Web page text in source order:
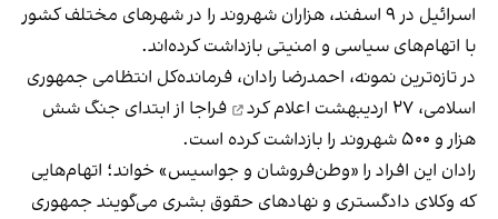
اسرائیل در ۹ اسفند، هزاران شهروند را در شهرهای مختلف کشور
با اتهام‌های سیاسی و امنیتی بازداشت کرده‌اند.
در تازه‌ترین نمونه، احمدرضا رادان،‌ فرمانده‌کل انتظامی جمهوری
اسلامی، ۲۷ اردیبهشت
اعلام کرد
فراجا از ابتدای جنگ شش
هزار و ۵۰۰ شهروند را بازداشت کرده است.
رادان این افراد را «وطن‌فروشان و جواسیس» خواند؛ اتهام‌هایی
که وکلای دادگستری و نهادهای حقوق بشری می‌گویند جمهوری